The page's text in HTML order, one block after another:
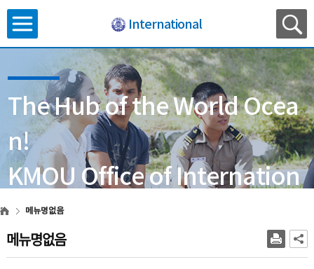
International
The Hub of the World Ocea
n!
KMOU Office of Internation
al Affairs
메뉴명없음
메뉴명없음